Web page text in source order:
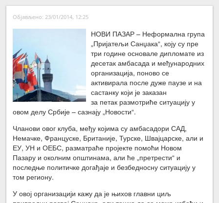
←Претходна вест
Следећа вест →
Објављено: 23/01/2014, 12:25
НОВИ ПАЗАР – Неформална група
„Пријатељи Санџака“, коју су пре
три године основале дипломате из
десетак амбасада и међународних
организација, поново се
активирала после дуже паузе и на
састанку који је заказан
за петак размотриће ситуацију у
овом делу Србије – сазнају „Новости“.
Чланови овог клуба, међу којима су амбасадори САД,
Немачке, Француске, Британије, Турске, Швајцарске, али и
ЕУ, УН и ОЕБС, разматраће пројекте помоћи Новом
Пазару и околним општинама, али ће „претрести“ и
последње политичке догађаје и безбедносну ситуацију у
том региону.
У овој организацији кажу да је њихов главни циљ